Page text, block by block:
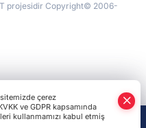
projesidir Copyright© 2006-
çerez
ve GDPR kapsamında
kullanmamızı kabul etmiş